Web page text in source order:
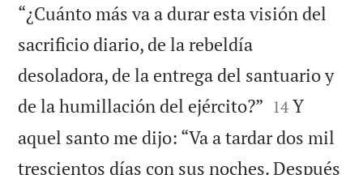
“¿Cuánto más va a durar esta visión del
sacrificio diario, de la rebeldía
desoladora, de la entrega del santuario y
de la humillación del ejército?” 

14 Y
aquel santo me dijo: “Va a tardar dos mil
trescientos días con sus noches. Después